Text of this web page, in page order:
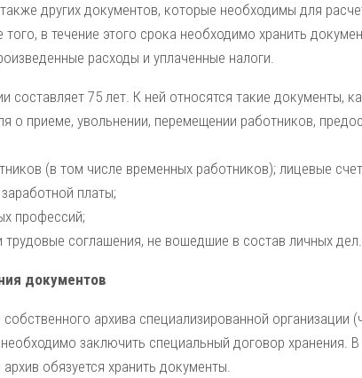
других документов, которые необходимы для
в течение этого срока необходимо хранить
расходы и уплаченные налоги.
составляет 75 лет. К ней относятся такие документы,
о приеме, увольнении, перемещении работников,
(в том числе временных работников); лицевые
платы;
профессий;
соглашения, не вошедшие в состав личных дел.
документов
архива специализированной организации
заключить специальный договор хранения.
обязуется хранить документы.